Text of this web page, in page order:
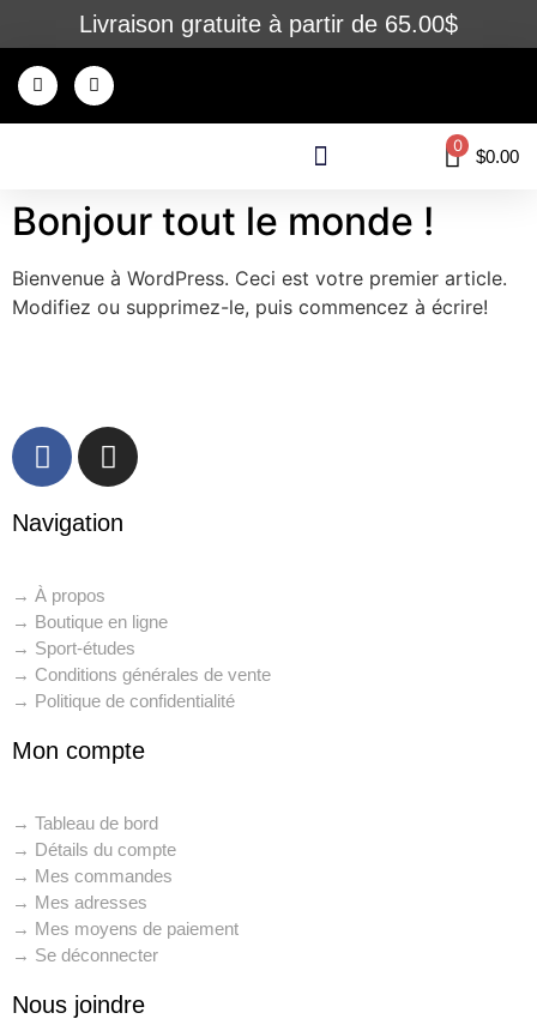
Livraison gratuite à partir de 65.00$
$0.00
0
Bonjour tout le monde !
Bienvenue à WordPress. Ceci est votre premier article.
Modifiez ou supprimez-le, puis commencez à écrire!
Navigation
→ À propos
→ Boutique en ligne
→ Sport-études
→ Conditions générales de vente
→ Politique de confidentialité
Mon compte
→ Tableau de bord
→ Détails du compte
→ Mes commandes
→ Mes adresses
→ Mes moyens de paiement
→ Se déconnecter
Nous joindre